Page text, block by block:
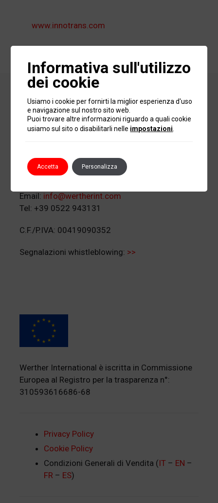
www.innotrans.com
Werther International
S.p.A.
42015 Correggio (RE)
Italia
Email: info@wertherint.com
Tel: +39 0522 943131
C.F./P.IVA: 00419090352
Segnalazioni whistleblowing: >>
Werther International è iscritta in Commissione
Europea al Registro per la trasparenza n°:
310593616686-68
Privacy Policy
Cookie Policy
Condizioni Generali di Vendita (IT – EN –
FR – ES)
Informativa sull'utilizzo
dei cookie
Usiamo i cookie per fornirti la miglior esperienza d'uso
e navigazione sul nostro sito web.
Puoi trovare altre informazioni riguardo a quali cookie
usiamo sul sito o disabilitarli nelle impostazioni
Accetta Personalizza